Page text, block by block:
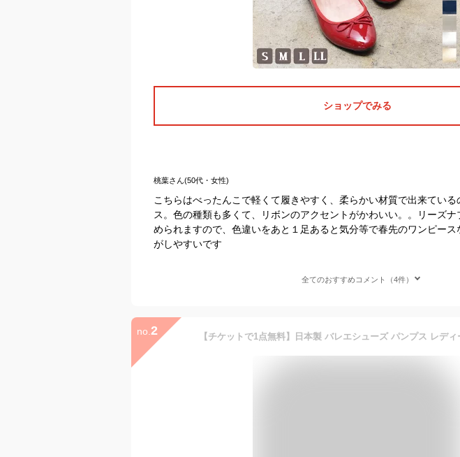
ショップでみる
桃葉さん(50代・女性)
こちらはべったんこで軽くて履きやすく、柔らかい材質で出来てい
ス。色の種類も多くて、リボンのアクセントがかわいい。。リーズ
められますので、色違いをあと１足あると気分等で春先のワンピース
がしやすいです
全てのおすすめコメント（4件）
no. 2